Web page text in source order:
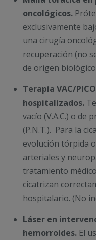
oncológicos.
exclusivamente
una cirugía
recuperación (no
de origen
Terapia VAC/
hospitalizados.
vacío (V.A.C.) o de
(P.N.T.). Para la
evolución tórpida
arteriales y
tratamiento
cicatrizan
hospitalario. (No
Láser en
hemorroides. El